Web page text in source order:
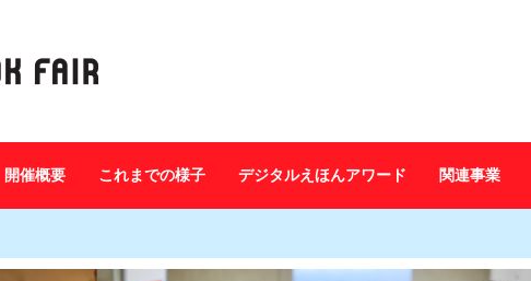
開催概要 これまでの様子 デジタルえほんアワード 関連事業